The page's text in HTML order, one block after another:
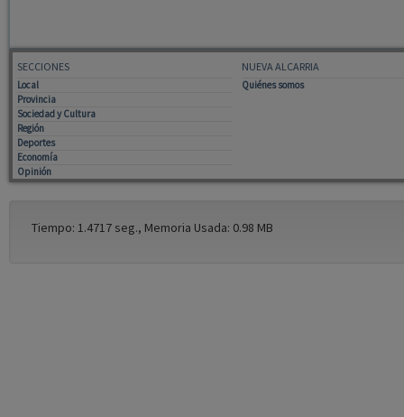
SECCIONES
Local
Provincia
Sociedad y Cultura
Región
Deportes
Economía
Opinión
NUEVA ALCARRIA
Quiénes somos
Tiempo: 1.4717 seg., Memoria Usada: 0.98 MB